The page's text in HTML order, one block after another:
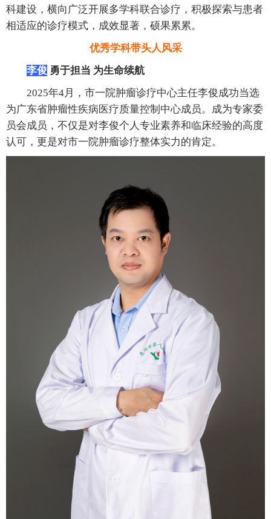
科建设，横向广泛开展多学科联合诊疗，积极探索与患者
相适应的诊疗模式，成效显著，硕果累累。
优秀学科带头人风采
李俊 勇于担当 为生命续航
2025年4月，市一院肿瘤诊疗中心主任李俊成功当选
为广东省肿瘤性疾病医疗质量控制中心成员。成为专家委
员会成员，不仅是对李俊个人专业素养和临床经验的高度
认可，更是对市一院肿瘤诊疗整体实力的肯定。